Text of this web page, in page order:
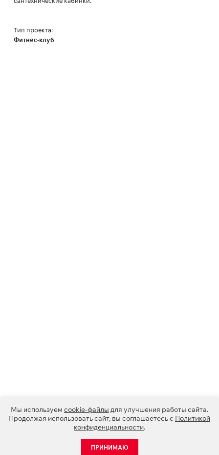
Тип проекта:
Фитнес-клуб
Мы используем cookie-файлы для улучшения работы сайта.
Продолжая использовать сайт, вы соглашаетесь с Политикой
конфиденциальности.
ПРИНИМАЮ